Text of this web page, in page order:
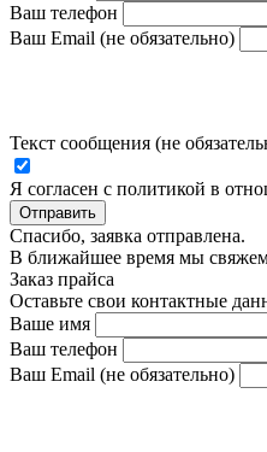
Ваш телефон
Ваш Email (не обязательно)
Текст сообщения (не
Я согласен с политикой в
Отправить
Спасибо, заявка отправлена.
В ближайшее время мы
Заказ прайса
Оставьте свои контактные
Ваше имя
Ваш телефон
Ваш Email (не обязательно)